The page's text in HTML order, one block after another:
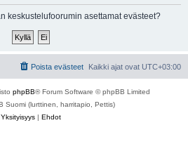
keskustelufoorumin asettamat evästeet?
Kaikki ajat ovat UTC+03:00
Poista evästeet
phpBB® Forum Software © phpBB Limited
Suomi (lurttinen, harritapio, Pettis)
Yksityisyys | Ehdot